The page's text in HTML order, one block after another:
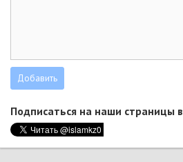
Подписаться на наши страницы